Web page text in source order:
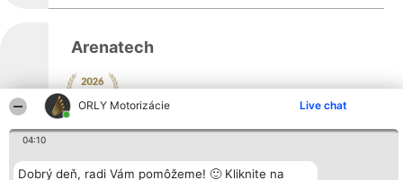
ORLY Motorizácie Live chat
04:10
Dobrý deň, radi Vám pomôžeme! 🙂 Kliknite na
Laureáti
Arenatech
Čadci sa prezentuje ako spoľahlivý